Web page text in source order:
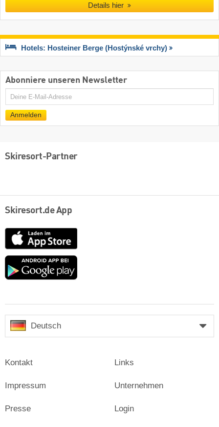
Details hier
Hotels: Hosteiner Berge (Hostýnské vrchy)
Abonniere unseren Newsletter
E-
Anmelden
Skiresort-Partner
Skiresort.de App
App
Store
Google
Deutsch
Kontakt
Impressum
Presse
Links
Unternehmen
Login